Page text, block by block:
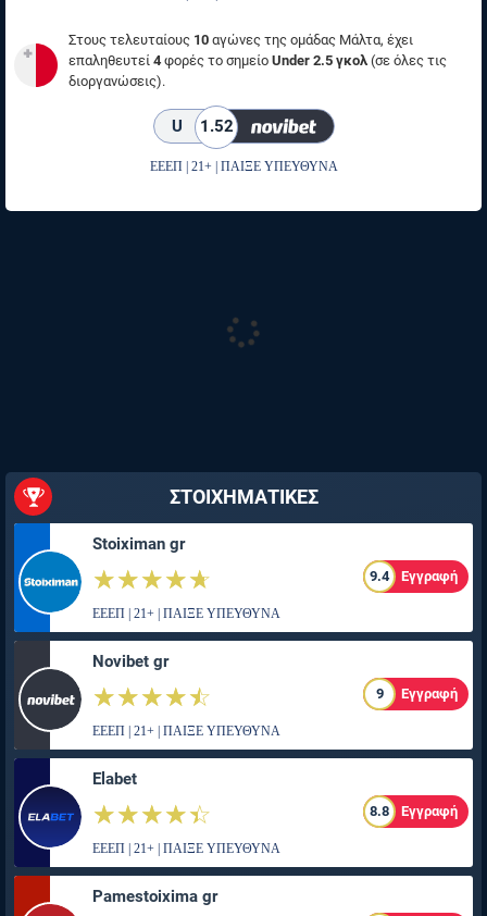
Στους τελευταίους 10 αγώνες της ομάδας Μάλτα, έχει
επαληθευτεί 4 φορές το σημείο Under 2.5 γκολ (σε όλες τις
διοργανώσεις).
U 1.52
ΕΕΕΠ | 21+ | ΠΑΙΞΕ ΥΠΕΥΘΥΝΑ
ΣΤΟΙΧΗΜΑΤΙΚΕΣ
Stoiximan gr
☆☆☆☆☆
★★★★★ 9.4 Εγγραφή
ΕΕΕΠ | 21+ | ΠΑΙΞΕ ΥΠΕΥΘΥΝΑ
Novibet gr
☆☆☆☆☆
★★★★★ 9 Εγγραφή
ΕΕΕΠ | 21+ | ΠΑΙΞΕ ΥΠΕΥΘΥΝΑ
Elabet
☆☆☆☆☆
★★★★★ 8.8 Εγγραφή
ΕΕΕΠ | 21+ | ΠΑΙΞΕ ΥΠΕΥΘΥΝΑ
Pamestoixima gr